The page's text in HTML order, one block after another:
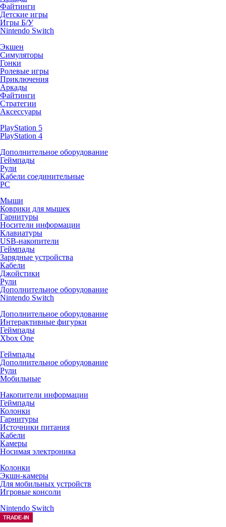
Файтинги
Детские игры
Игры Б/У
Nintendo Switch
Экшен
Симуляторы
Гонки
Ролевые игры
Приключения
Аркады
Файтинги
Стратегии
Аксессуары
PlayStation 5
PlayStation 4
Дополнительное оборудование
Геймпады
Рули
Кабели соединительные
PC
Мыши
Коврики для мышек
Гарнитуры
Носители информации
Клавиатуры
USB-накопители
Геймпады
Зарядные устройства
Кабели
Джойстики
Рули
Дополнительное оборудование
Nintendo Switch
Дополнительное оборудование
Интерактивные фигурки
Геймпады
Xbox One
Геймпады
Дополнительное оборудование
Рули
Мобильные
Накопители информации
Геймпады
Колонки
Гарнитуры
Источники питания
Кабели
Камеры
Носимая электроника
Колонки
Экшн-камеры
Для мобильных устройств
Игровые консоли
Nintendo Switch